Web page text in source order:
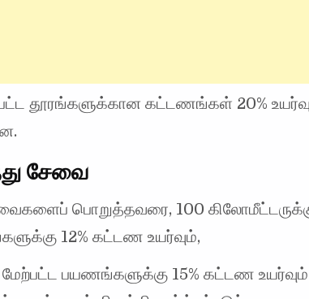
தூரங்களுக்கான கட்டணங்கள் 20%
சேவை
பொறுத்தவரை, 100
12% கட்டண உயர்வும்,
மேற்பட்ட பயணங்களுக்கு 15% கட்டண உயர்வும்